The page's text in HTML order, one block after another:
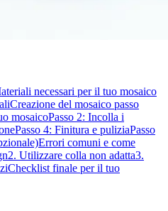
necessari per il tuo mosaico
Creazione del mosaico passo
mosaicoPasso 2: Incolla i
Passo 4: Finitura e puliziaPasso
Errori comuni e come
2. Utilizzare colla non adatta3.
Checklist finale per il tuo